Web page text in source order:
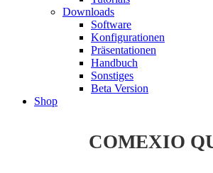
Downloads
Software
Konfigurationen
Präsentationen
Handbuch
Sonstiges
Beta Version
Shop
COMEXIO